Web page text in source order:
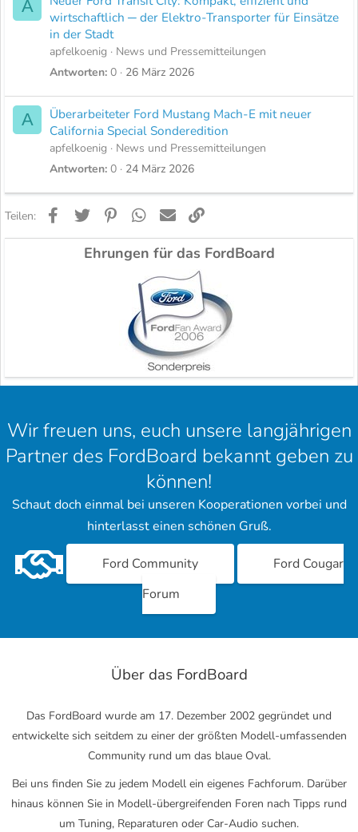
A
wirtschaftlich ─ der Elektro-Transporter für Einsätze
in der Stadt
apfelkoenig
News und Pressemitteilungen
Antworten 0 26 März 2026
A
Überarbeiteter Ford Mustang Mach-E mit neuer
California Special Sonderedition
apfelkoenig
News und Pressemitteilungen
Antworten 0 24 März 2026
Teilen: FacebookTwitter PinterestWhatsApp
E-Mail
Ehrungen für das FordBoard
Wir freuen uns, euch unsere langjährigen
Partner des FordBoard bekannt geben zu
können!
Schaut doch einmal bei unseren Kooperationen vorbei und
hinterlasst einen schönen Gruß.
Ford Community
Ford Cougar
Forum
Über das FordBoard
Das FordBoard wurde am 17. Dezember 2002 gegründet und
entwickelte sich seitdem zu einer der größten Modell-umfassenden
Community rund um das blaue Oval.
Bei uns finden Sie zu jedem Modell ein eigenes Fachforum. Darüber
hinaus können Sie in Modell-übergreifenden Foren nach Tipps rund
um Tuning, Reparaturen oder Car-Audio suchen.